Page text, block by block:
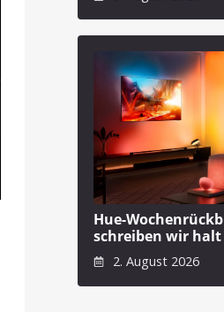
Hue-
schreiben wir
2. August 2026